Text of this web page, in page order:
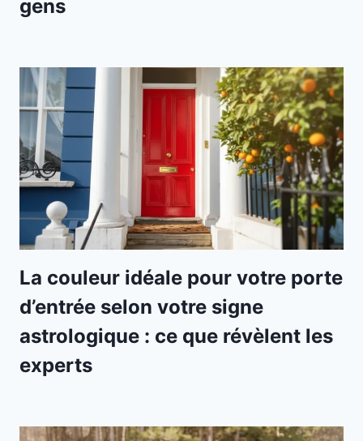
gens
La couleur idéale pour votre porte
d’entrée selon votre signe
astrologique : ce que révèlent les
experts